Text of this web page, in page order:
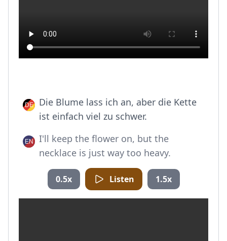
Die Blume lass ich an, aber die Kette
ist einfach viel zu schwer.
I'll keep the flower on, but the
necklace is just way too heavy.
0.5x Listen 1.5x